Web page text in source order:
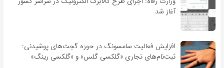
آغاز شد
افزایش فعالیت سامسونگ در حوزه گجت‌های پوشیدنی:
ثبت‌نام‌های تجاری «گلکسی گلس» و «گلکسی رینگ»